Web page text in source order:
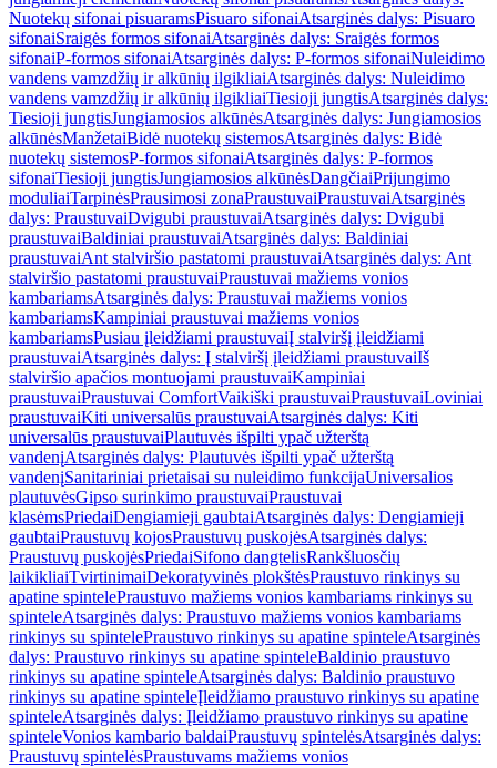
Nuotekų sifonai pisuaramsPisuaro sifonaiAtsarginės dalys: Pisuaro
sifonaiSraigės formos sifonaiAtsarginės dalys: Sraigės formos
sifonaiP-formos sifonaiAtsarginės dalys: P-formos sifonaiNuleidimo
vandens vamzdžių ir alkūnių ilgikliaiAtsarginės dalys: Nuleidimo
vandens vamzdžių ir alkūnių ilgikliaiTiesioji jungtisAtsarginės dalys:
Tiesioji jungtisJungiamosios alkūnėsAtsarginės dalys: Jungiamosios
alkūnėsManžetaiBidė nuotekų sistemosAtsarginės dalys: Bidė
nuotekų sistemosP-formos sifonaiAtsarginės dalys: P-formos
sifonaiTiesioji jungtisJungiamosios alkūnėsDangčiaiPrijungimo
moduliaiTarpinėsPrausimosi zonaPraustuvaiPraustuvaiAtsarginės
dalys: PraustuvaiDvigubi praustuvaiAtsarginės dalys: Dvigubi
praustuvaiBaldiniai praustuvaiAtsarginės dalys: Baldiniai
praustuvaiAnt stalviršio pastatomi praustuvaiAtsarginės dalys: Ant
stalviršio pastatomi praustuvaiPraustuvai mažiems vonios
kambariamsAtsarginės dalys: Praustuvai mažiems vonios
kambariamsKampiniai praustuvai mažiems vonios
kambariamsPusiau įleidžiami praustuvaiĮ stalviršį įleidžiami
praustuvaiAtsarginės dalys: Į stalviršį įleidžiami praustuvaiIš
stalviršio apačios montuojami praustuvaiKampiniai
praustuvaiPraustuvai ComfortVaikiški praustuvaiPraustuvaiLoviniai
praustuvaiKiti universalūs praustuvaiAtsarginės dalys: Kiti
universalūs praustuvaiPlautuvės išpilti ypač užterštą
vandenįAtsarginės dalys: Plautuvės išpilti ypač užterštą
vandenįSanitariniai prietaisai su nuleidimo funkcijaUniversalios
plautuvėsGipso surinkimo praustuvaiPraustuvai
klasėmsPriedaiDengiamieji gaubtaiAtsarginės dalys: Dengiamieji
gaubtaiPraustuvų kojosPraustuvų puskojėsAtsarginės dalys:
Praustuvų puskojėsPriedaiSifono dangtelisRankšluosčių
laikikliaiTvirtinimaiDekoratyvinės plokštėsPraustuvo rinkinys su
apatine spintelePraustuvo mažiems vonios kambariams rinkinys su
spinteleAtsarginės dalys: Praustuvo mažiems vonios kambariams
rinkinys su spintelePraustuvo rinkinys su apatine spinteleAtsarginės
dalys: Praustuvo rinkinys su apatine spinteleBaldinio praustuvo
rinkinys su apatine spinteleAtsarginės dalys: Baldinio praustuvo
rinkinys su apatine spinteleĮleidžiamo praustuvo rinkinys su apatine
spinteleAtsarginės dalys: Įleidžiamo praustuvo rinkinys su apatine
spinteleVonios kambario baldaiPraustuvų spintelėsAtsarginės dalys:
Praustuvų spintelėsPraustuvams mažiems vonios